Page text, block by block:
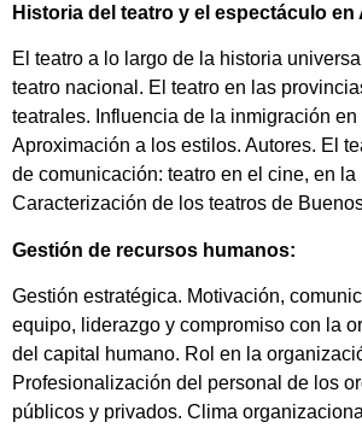
Historia del teatro y el espectáculo en
El teatro a lo largo de la historia
teatro nacional. El teatro en las
teatrales. Influencia de la inmigración en
Aproximación a los estilos. Autores. El
de comunicación: teatro en el cine, en la
Caracterización de los teatros de
Gestión de recursos humanos:
Gestión estratégica. Motivación,
equipo, liderazgo y compromiso con la
del capital humano. Rol en la
Profesionalización del personal de los
públicos y privados. Clima